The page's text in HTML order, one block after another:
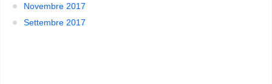
Novembre 2017
Settembre 2017